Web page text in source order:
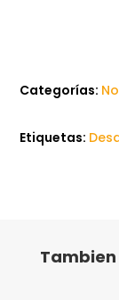
Categorías:
Etiquetas: